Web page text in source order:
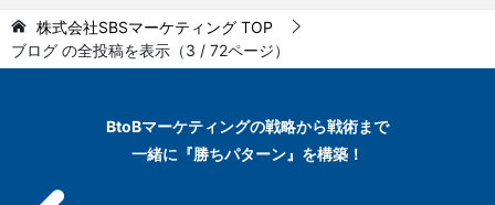
株式会社SBSマーケティング TOP
ブログ の全投稿を表示（3 / 72ページ）
BtoBマーケティングの戦略から戦術まで
一緒に『勝ちパターン』を構築！